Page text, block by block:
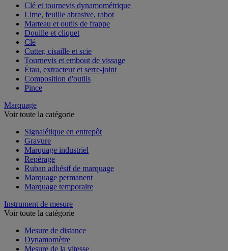
Clé et tournevis dynamométrique
Lime, feuille abrasive, rabot
Marteau et outils de frappe
Douille et cliquet
Clé
Cutter, cisaille et scie
Tournevis et embout de vissage
Étau, extracteur et serre-joint
Composition d'outils
Pince
Marquage
Voir toute la catégorie
Signalétique en entrepôt
Gravure
Marquage industriel
Repérage
Ruban adhésif de marquage
Marquage permanent
Marquage temporaire
Instrument de mesure
Voir toute la catégorie
Mesure de distance
Dynamomètre
Mesure de la vitesse